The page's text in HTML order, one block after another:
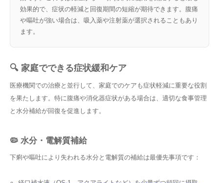
効果的で、症状の軽減と回復期間の短縮が期待できます。腹痛
や嘔吐が強い場合は、吸入薬や注射薬が選択されることもあり
ます。
🔍 家庭でできる症状緩和ケア
医療機関での治療と並行して、家庭でのケアも症状軽減に重要な役割
を果たします。特に腹痛や消化器症状がある場合は、適切な食事管理
と水分補給が回復を促進します。
🦠 水分・電解質補給
下痢や嘔吐により失われる水分と電解質の補給は最優先事項です：